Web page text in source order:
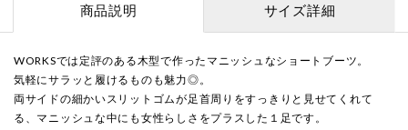
商品説明 サイズ詳細
WORKSでは定評のある木型で作ったマニッシュなショートブーツ。
気軽にサラッと履けるものも魅力◎。
両サイドの細かいスリットゴムが足首周りをすっきりと見せてくれて
る、マニッシュな中にも女性らしさをプラスした１足です。